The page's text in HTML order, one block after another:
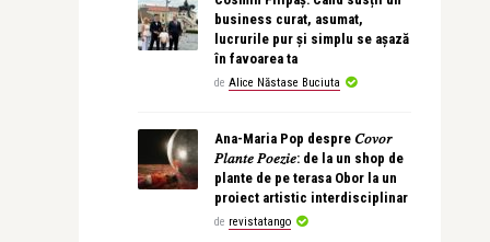
business curat, asumat,
lucrurile pur și simplu se așază
în favoarea ta
de Alice Năstase Buciuta
Ana-Maria Pop despre 𝐶𝑜𝑣𝑜𝑟
𝑃𝑙𝑎𝑛𝑡𝑒 𝑃𝑜𝑒𝑧𝑖𝑒: de la un shop de
plante de pe terasa Obor la un
proiect artistic interdisciplinar
de revistatango